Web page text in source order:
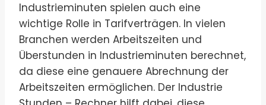
Industrieminuten spielen auch eine
wichtige Rolle in Tarifverträgen. In vielen
Branchen werden Arbeitszeiten und
Überstunden in Industrieminuten berechnet,
da diese eine genauere Abrechnung der
Arbeitszeiten ermöglichen. Der Industrie